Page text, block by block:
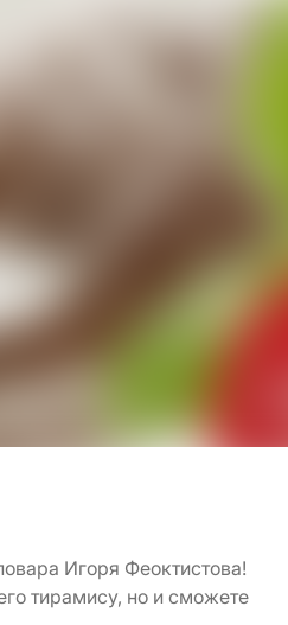
Игоря Феоктистова!
тирамису, но и сможете